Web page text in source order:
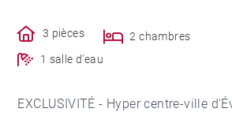
3 pièces
2 chambres
1 salle d'eau
EXCLUSIVITÉ - Hyper centre-ville